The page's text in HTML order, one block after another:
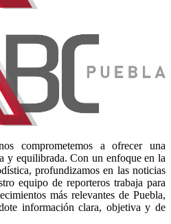
comprometemos a ofrecer una
y equilibrada. Con un enfoque en la
profundizamos en las noticias
equipo de reporteros trabaja para
más relevantes de Puebla,
información clara, objetiva y de